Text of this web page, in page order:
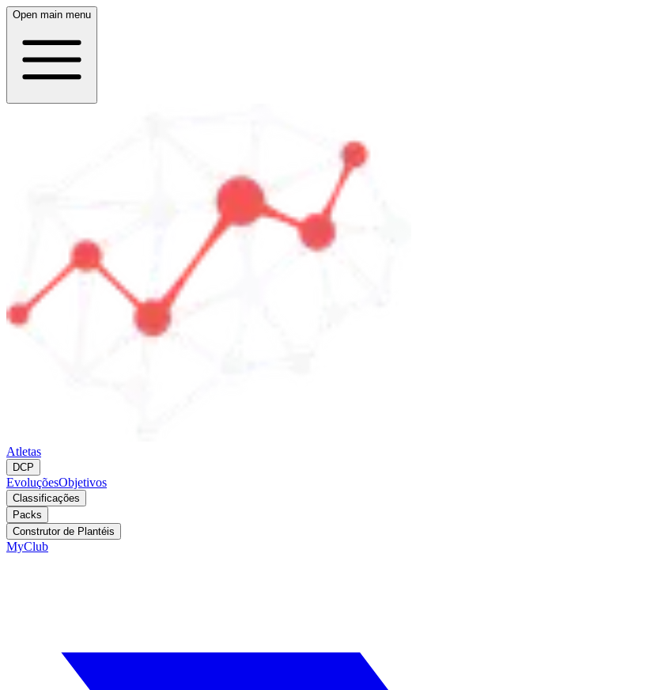
Open main menu
Atletas
DCP
EvoluçõesObjetivos
Classificações
Packs
Construtor de Plantéis
MyClub